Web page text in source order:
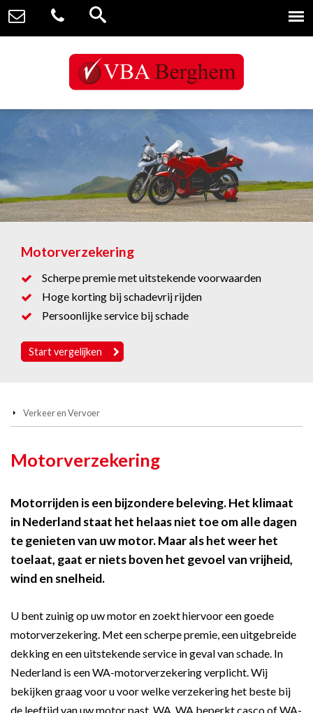
Motorverzekering
Scherpe premie met uitstekende voorwaarden
Hoge korting bij schadevrij rijden
Persoonlijke service bij schade
Start vergelijken
Verkeer en Vervoer
Motorverzekering
Motorrijden is een bijzondere beleving. Het klimaat
in Nederland staat het helaas niet toe om alle dagen
te genieten van uw motor. Maar als het weer het
toelaat, gaat er niets boven het gevoel van vrijheid,
wind en snelheid.
U bent zuinig op uw motor en zoekt hiervoor een goede
motorverzekering. Met een scherpe premie, een uitgebreide
dekking en een uitstekende service in geval van schade. In
Nederland is een WA-motorverzekering verplicht. Wij
bekijken graag voor u voor welke verzekering het beste bij
de leeftijd van uw motor past, WA, WA beperkt casco of WA-